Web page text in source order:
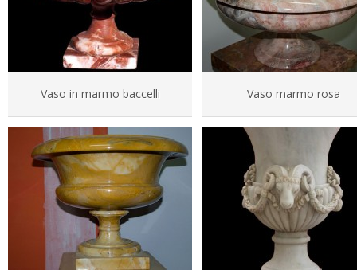
Vaso in marmo baccelli Vaso marmo rosa